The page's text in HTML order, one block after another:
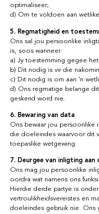
optimaliseer;
d) Om te voldoen aan
5. Regmatigheid en
Ons sal jou persoonlike
is, soos wanneer:
a) Jy toestemming gegee
b) Dit nodig is vir die
c) Dit nodig is om aan ’n
d) Ons regmatige belange
geskend word nie.
6. Bewaring van data
Ons bewaar jou persoonlike
die doeleindes waarvoor dit
toepaslike wetgewing.
7. Deurgee van inligting
Ons mag jou persoonlike
oordra wat namens ons
Hierdie derde partye is
vertroulikheidsvereistes en
doeleindes gebruik nie. Ons